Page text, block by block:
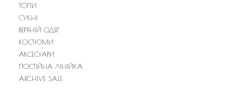
ТОПИ
СУКНІ
ВЕРХНІЙ ОДЯГ
КОСТЮМИ
АКСЕСУАРИ
ПОСТІЙНА ЛІНІЙКА
ARCHIVE SALE